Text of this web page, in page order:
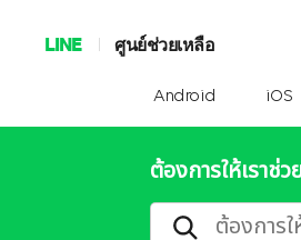
LINE ศูนย์ช่วยเหลือ
Android iOS
ต้องการให้เราช่ว